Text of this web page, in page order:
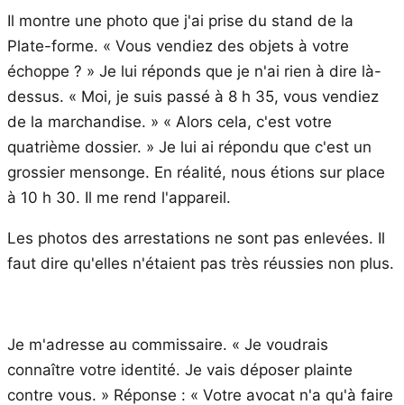
Il montre une photo que j'ai prise du stand de la
Plate-forme. « Vous vendiez des objets à votre
échoppe ? » Je lui réponds que je n'ai rien à dire là-
dessus. « Moi, je suis passé à 8 h 35, vous vendiez
de la marchandise. » « Alors cela, c'est votre
quatrième dossier. » Je lui ai répondu que c'est un
grossier mensonge. En réalité, nous étions sur place
à 10 h 30. Il me rend l'appareil.
Les photos des arrestations ne sont pas enlevées. Il
faut dire qu'elles n'étaient pas très réussies non plus.
Je m'adresse au commissaire. « Je voudrais
connaître votre identité. Je vais déposer plainte
contre vous. » Réponse : « Votre avocat n'a qu'à faire